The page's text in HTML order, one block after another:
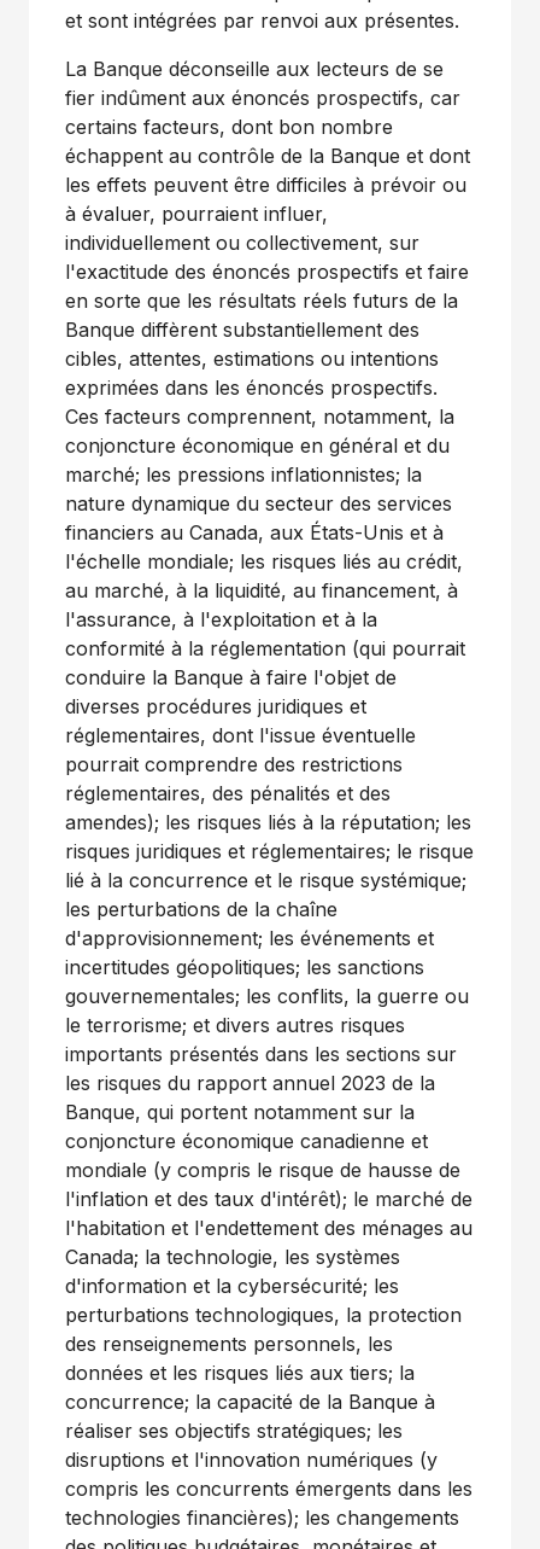
et sont intégrées par renvoi aux présentes.
La Banque déconseille aux lecteurs de se
fier indûment aux énoncés prospectifs, car
certains facteurs, dont bon nombre
échappent au contrôle de la Banque et dont
les effets peuvent être difficiles à prévoir ou
à évaluer, pourraient influer,
individuellement ou collectivement, sur
l'exactitude des énoncés prospectifs et faire
en sorte que les résultats réels futurs de la
Banque diffèrent substantiellement des
cibles, attentes, estimations ou intentions
exprimées dans les énoncés prospectifs.
Ces facteurs comprennent, notamment, la
conjoncture économique en général et du
marché; les pressions inflationnistes; la
nature dynamique du secteur des services
financiers au Canada, aux États-Unis et à
l'échelle mondiale; les risques liés au crédit,
au marché, à la liquidité, au financement, à
l'assurance, à l'exploitation et à la
conformité à la réglementation (qui pourrait
conduire la Banque à faire l'objet de
diverses procédures juridiques et
réglementaires, dont l'issue éventuelle
pourrait comprendre des restrictions
réglementaires, des pénalités et des
amendes); les risques liés à la réputation; les
risques juridiques et réglementaires; le risque
lié à la concurrence et le risque systémique;
les perturbations de la chaîne
d'approvisionnement; les événements et
incertitudes géopolitiques; les sanctions
gouvernementales; les conflits, la guerre ou
le terrorisme; et divers autres risques
importants présentés dans les sections sur
les risques du rapport annuel 2023 de la
Banque, qui portent notamment sur la
conjoncture économique canadienne et
mondiale (y compris le risque de hausse de
l'inflation et des taux d'intérêt); le marché de
l'habitation et l'endettement des ménages au
Canada; la technologie, les systèmes
d'information et la cybersécurité; les
perturbations technologiques, la protection
des renseignements personnels, les
données et les risques liés aux tiers; la
concurrence; la capacité de la Banque à
réaliser ses objectifs stratégiques; les
disruptions et l'innovation numériques (y
compris les concurrents émergents dans les
technologies financières); les changements